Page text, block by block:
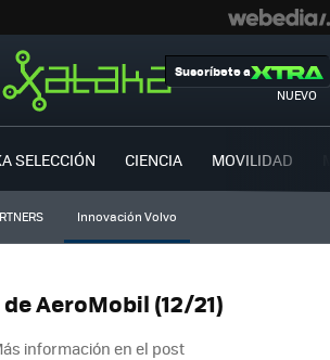
NUEVO
Suscríbete a
SELECCIÓN CIENCIA MOVILIDAD
Innovación Volvo
AeroMobil (12/21)
información en el post